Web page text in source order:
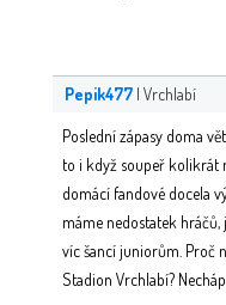
Pepik477 | Vrchlabí
Poslední zápasy doma
to i když soupeř kolikrát
domácí fandové docela
máme nedostatek
víc šancí juniorům. Proč
Stadion Vrchlabí?